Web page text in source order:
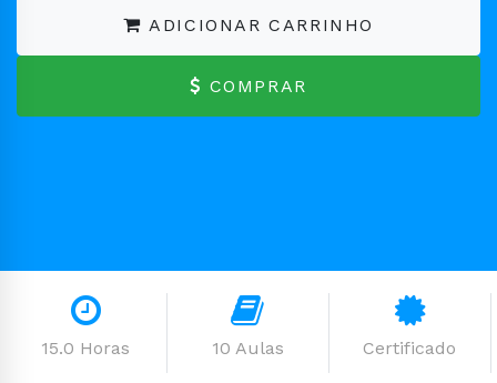
ADICIONAR CARRINHO
COMPRAR
15.0 Horas 10 Aulas Certificado